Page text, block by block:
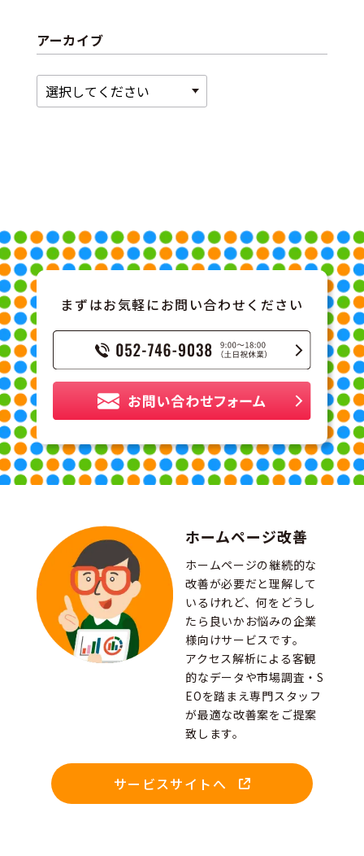
アーカイブ
まずはお気軽にお問い合わせください
ホームページ改善
ホームページの継続的な
改善が必要だと理解して
いるけれど、何をどうし
たら良いかお悩みの企業
様向けサービスです。
アクセス解析による客観
的なデータや市場調査・S
EOを踏まえ専門スタッフ
が最適な改善案をご提案
致します。
サービスサイトへ